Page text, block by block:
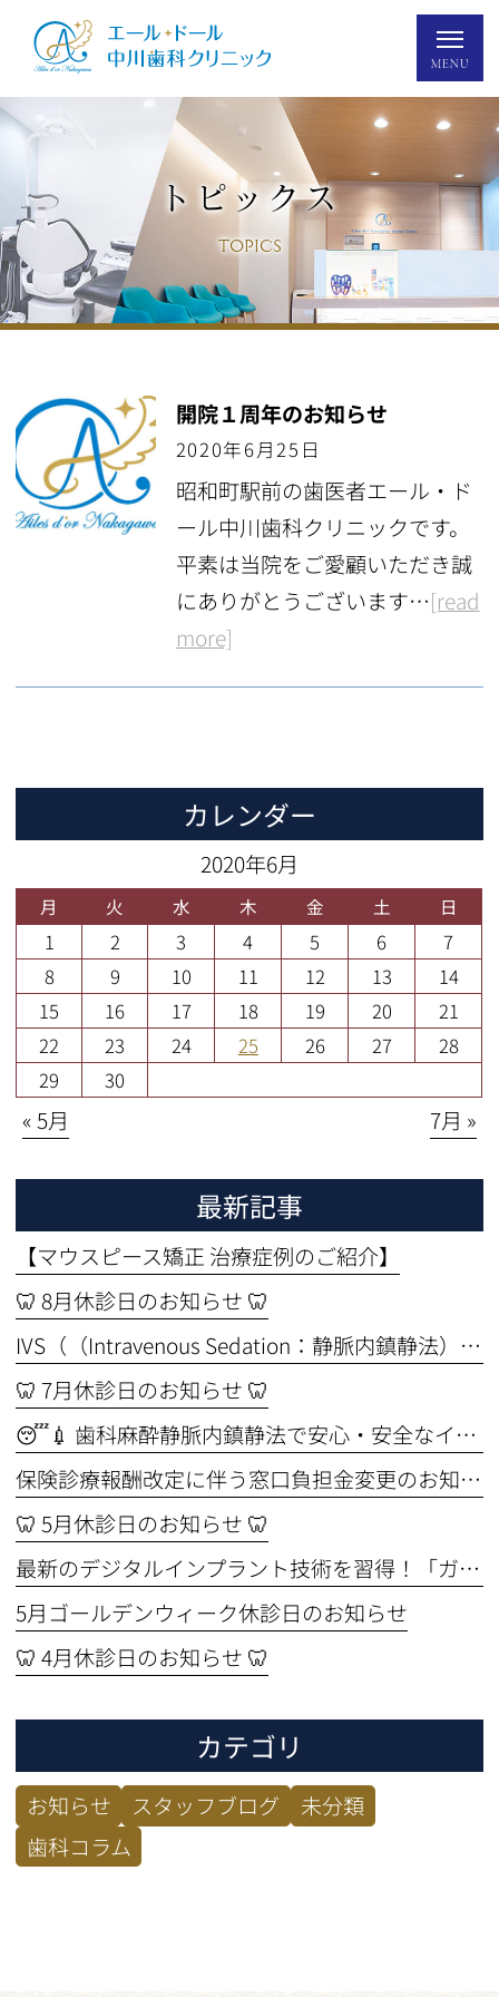
トピックス
TOPICS
開院１周年のお知らせ
2020年6月25日
昭和町駅前の歯医者エール・ド
ール中川歯科クリニックです。
平素は当院をご愛顧いただき誠
にありがとうございます…[read
more]
カレンダー
2020年6月
月 火 水 木 金 土 日
1 2 3 4 5 6
7
8
9 10 11 12 13
14
15
16 17 18 19 20
21
22
23 24 25 26 27
28
29
30
« 5月 7月 »
最新記事
【マウスピース矯正 治療症例のご紹介】
🦷 8月休診日のお知らせ 🦷
IVS（（Intravenous Sedation：静脈内鎮静法））セミナーを受講しました🦷✨ ～より安全なインプラント治療のために～
🦷 7月休診日のお知らせ 🦷
😴💉 歯科麻酔静脈内鎮静法で安心・安全なインプラント手術🦷
保険診療報酬改定に伴う窓口負担金変更のお知らせ
🦷 5月休診日のお知らせ 🦷
最新のデジタルインプラント技術を習得！「ガイド手術セミナー」に参加してきました🦷✨
5月ゴールデンウィーク休診日のお知らせ
🦷 4月休診日のお知らせ 🦷
カテゴリ
お知らせ スタッフブログ
未分類
歯科コラム